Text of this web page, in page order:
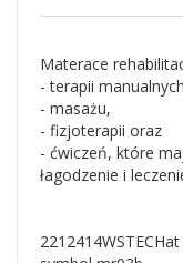
Materace
- terapii
- masażu,
- fizjoterapii oraz
- ćwiczeń, które
łagodzenie i
2212414WSTECHat